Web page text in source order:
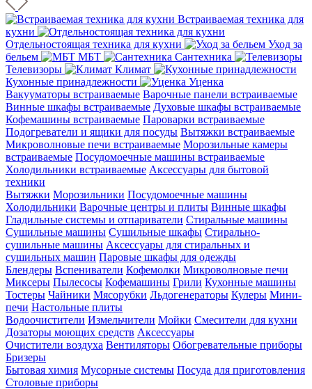
Встраиваемая техника для
кухни
Отдельностоящая техника для кухни
Уход за
бельем
МБТ
Сантехника
Телевизоры
Климат
Кухонные принадлежности
Уценка
Вакууматоры встраиваемые Варочные панели встраиваемые
Винные шкафы встраиваемые Духовые шкафы встраиваемые
Кофемашины встраиваемые Пароварки встраиваемые
Подогреватели и ящики для посуды Вытяжки встраиваемые
Микроволновые печи встраиваемые Морозильные камеры
встраиваемые Посудомоечные машины встраиваемые
Холодильники встраиваемые Аксессуары для бытовой
техники
Вытяжки Морозильники Посудомоечные машины
Холодильники Варочные центры и плиты Винные шкафы
Гладильные системы и отпариватели Стиральные машины
Сушильные машины Сушильные шкафы Стирально-
сушильные машины Аксессуары для стиральных и
сушильных машин Паровые шкафы для одежды
Блендеры Вспениватели Кофемолки Микроволновые печи
Миксеры Пылесосы Кофемашины Грили Кухонные машины
Тостеры Чайники Мясорубки Льдогенераторы Кулеры Мини-
печи Настольные плиты
Водоочистители Измельчители Мойки Смесители для кухни
Дозаторы моющих средств Аксессуары
Очистители воздуха Вентиляторы Обогревательные приборы
Бризеры
Бытовая химия Мусорные системы Посуда для приготовления
Столовые приборы